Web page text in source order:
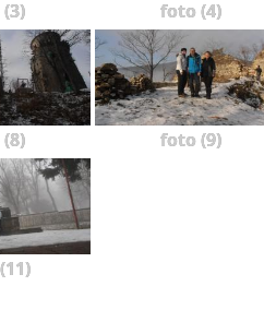
foto (4)
foto (9)